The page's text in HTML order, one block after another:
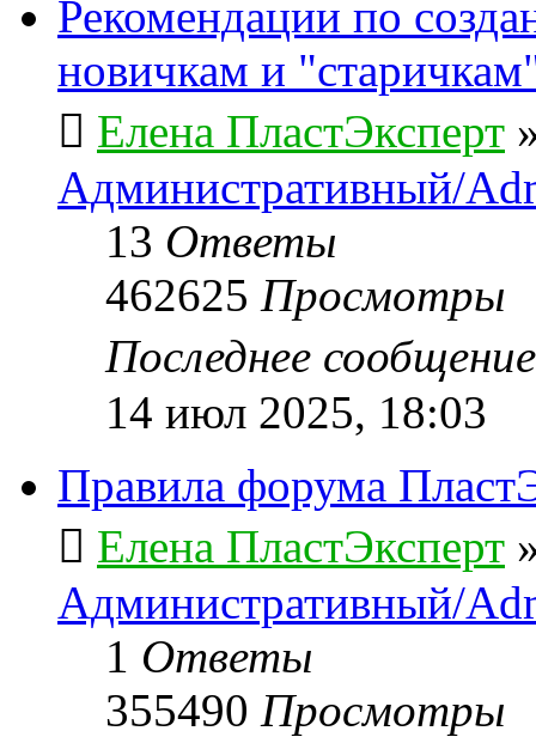
Рекомендации по
новичкам и
Елена ПластЭксперт
Административный/
13 Ответы
462625 Просмотры
Последнее
14 июл 2025, 18:03
Правила форума
Елена ПластЭксперт
Административный/
1 Ответы
355490 Просмотры